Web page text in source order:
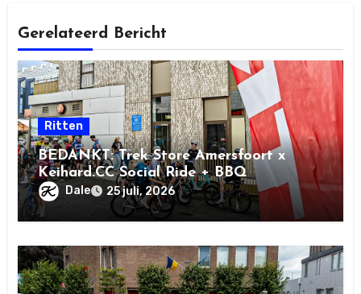
Gerelateerd Bericht
Ritten
BEDANKT: Trek Store Amersfoort x
Keihard.CC Social Ride + BBQ
Dale 25 juli, 2026